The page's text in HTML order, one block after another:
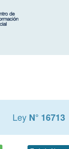
Ley N° 16713